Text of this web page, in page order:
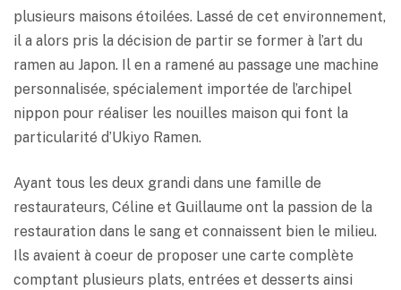
plusieurs maisons étoilées. Lassé de cet environnement,
il a alors pris la décision de partir se former à l’art du
ramen au Japon. Il en a ramené au passage une machine
personnalisée, spécialement importée de l’archipel
nippon pour réaliser les nouilles maison qui font la
particularité d’Ukiyo Ramen.
Ayant tous les deux grandi dans une famille de
restaurateurs, Céline et Guillaume ont la passion de la
restauration dans le sang et connaissent bien le milieu.
Ils avaient à coeur de proposer une carte complète
comptant plusieurs plats, entrées et desserts ainsi